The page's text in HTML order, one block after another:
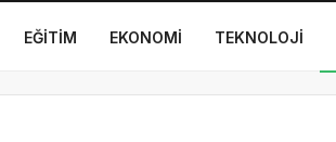
EĞITIM EKONOMI TEKNOLOJI